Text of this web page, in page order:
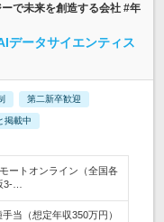
で未来を創造する会社 #年
データサイエンティス
第二新卒歓迎
掲載中
ートオンライン（全国各
3-…
当（想定年収350万円）